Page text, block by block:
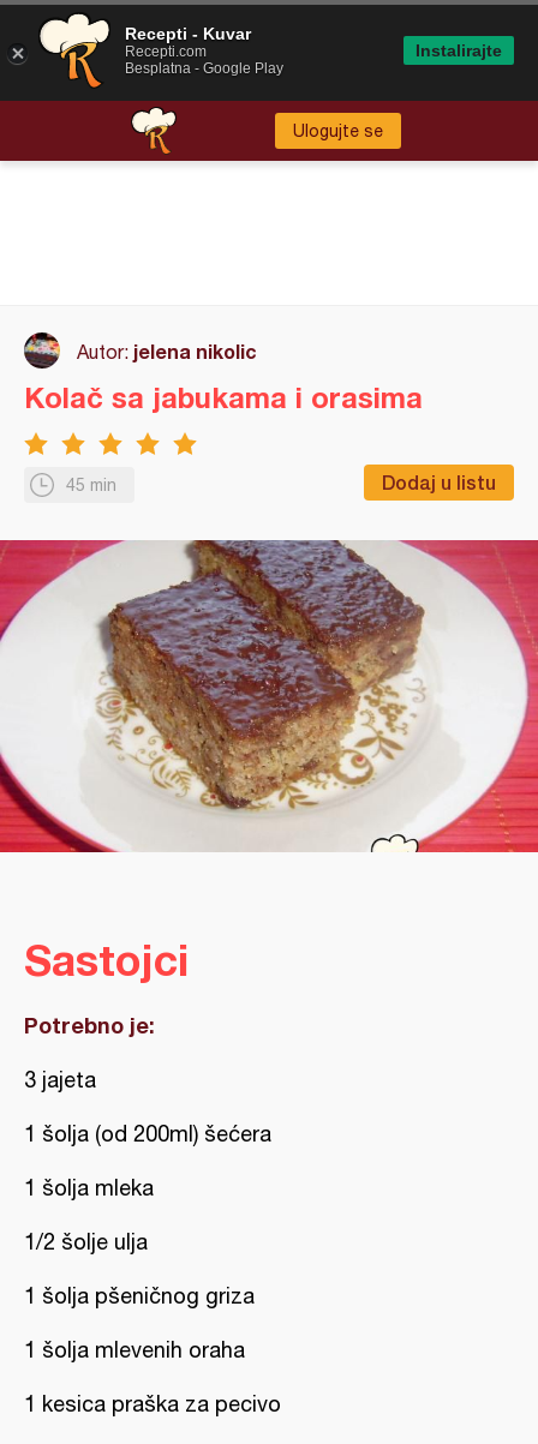
Ulogujte se
Autor: jelena nikolic
45 min Dodaj u listu
Kolač sa jabukama i orasima
Sastojci
Potrebno je:
3 jajeta
1 šolja (od 200ml) šećera
1 šolja mleka
1/2 šolje ulja
1 šolja pšeničnog griza
1 šolja mlevenih oraha
1 kesica praška za pecivo
Recepti - Kuvar
Recepti.com
Besplatna - Google Play
Instalirajte